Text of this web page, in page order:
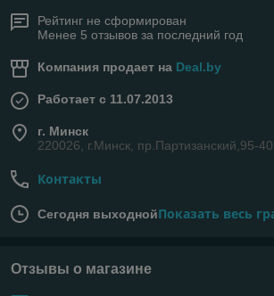
Рейтинг не сформирован
Менее 5 отзывов за последний год
Компания продает на Deal.by
Работает с 11.07.2013
г. Минск
220026, г.Минск, пр.Партизанский,95-
Контакты
Сегодня выходнойПоказать весь
Отзывы о магазине